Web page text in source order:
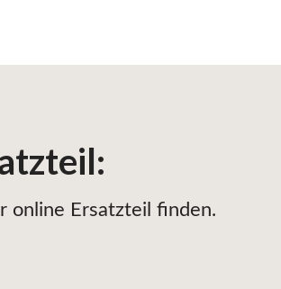
:
online Ersatzteil finden.